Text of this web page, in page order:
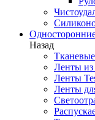
Назад
Ленты из
Ленты
Ленты